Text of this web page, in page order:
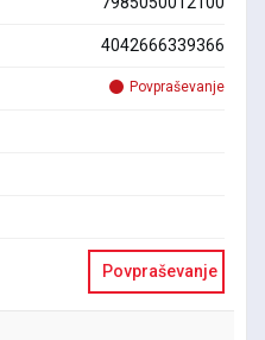
4042666339366
Povpraševanje
Povpraševanje